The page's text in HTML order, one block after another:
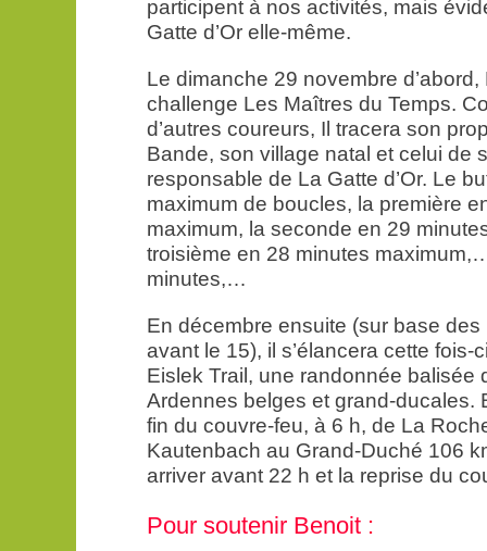
participent à nos activités, mais
Gatte d’Or elle-même.
Le dimanche 29 novembre
challenge Les Maîtres du Temps.
d’autres coureurs, Il tracera son
Bande, son village natal et celui de
responsable de La Gatte d’Or. Le
maximum de boucles, la première
maximum, la seconde en 29
troisième en 28 minutes
minutes,…
En décembre ensuite (sur base
avant le 15), il s’élancera cette fois-
Eislek Trail, une randonnée balisée
Ardennes belges et grand-ducales.
fin du couvre-feu, à 6 h, de La
Kautenbach au Grand-Duché 106
arriver avant 22 h et la reprise du
Pour soutenir Benoit :